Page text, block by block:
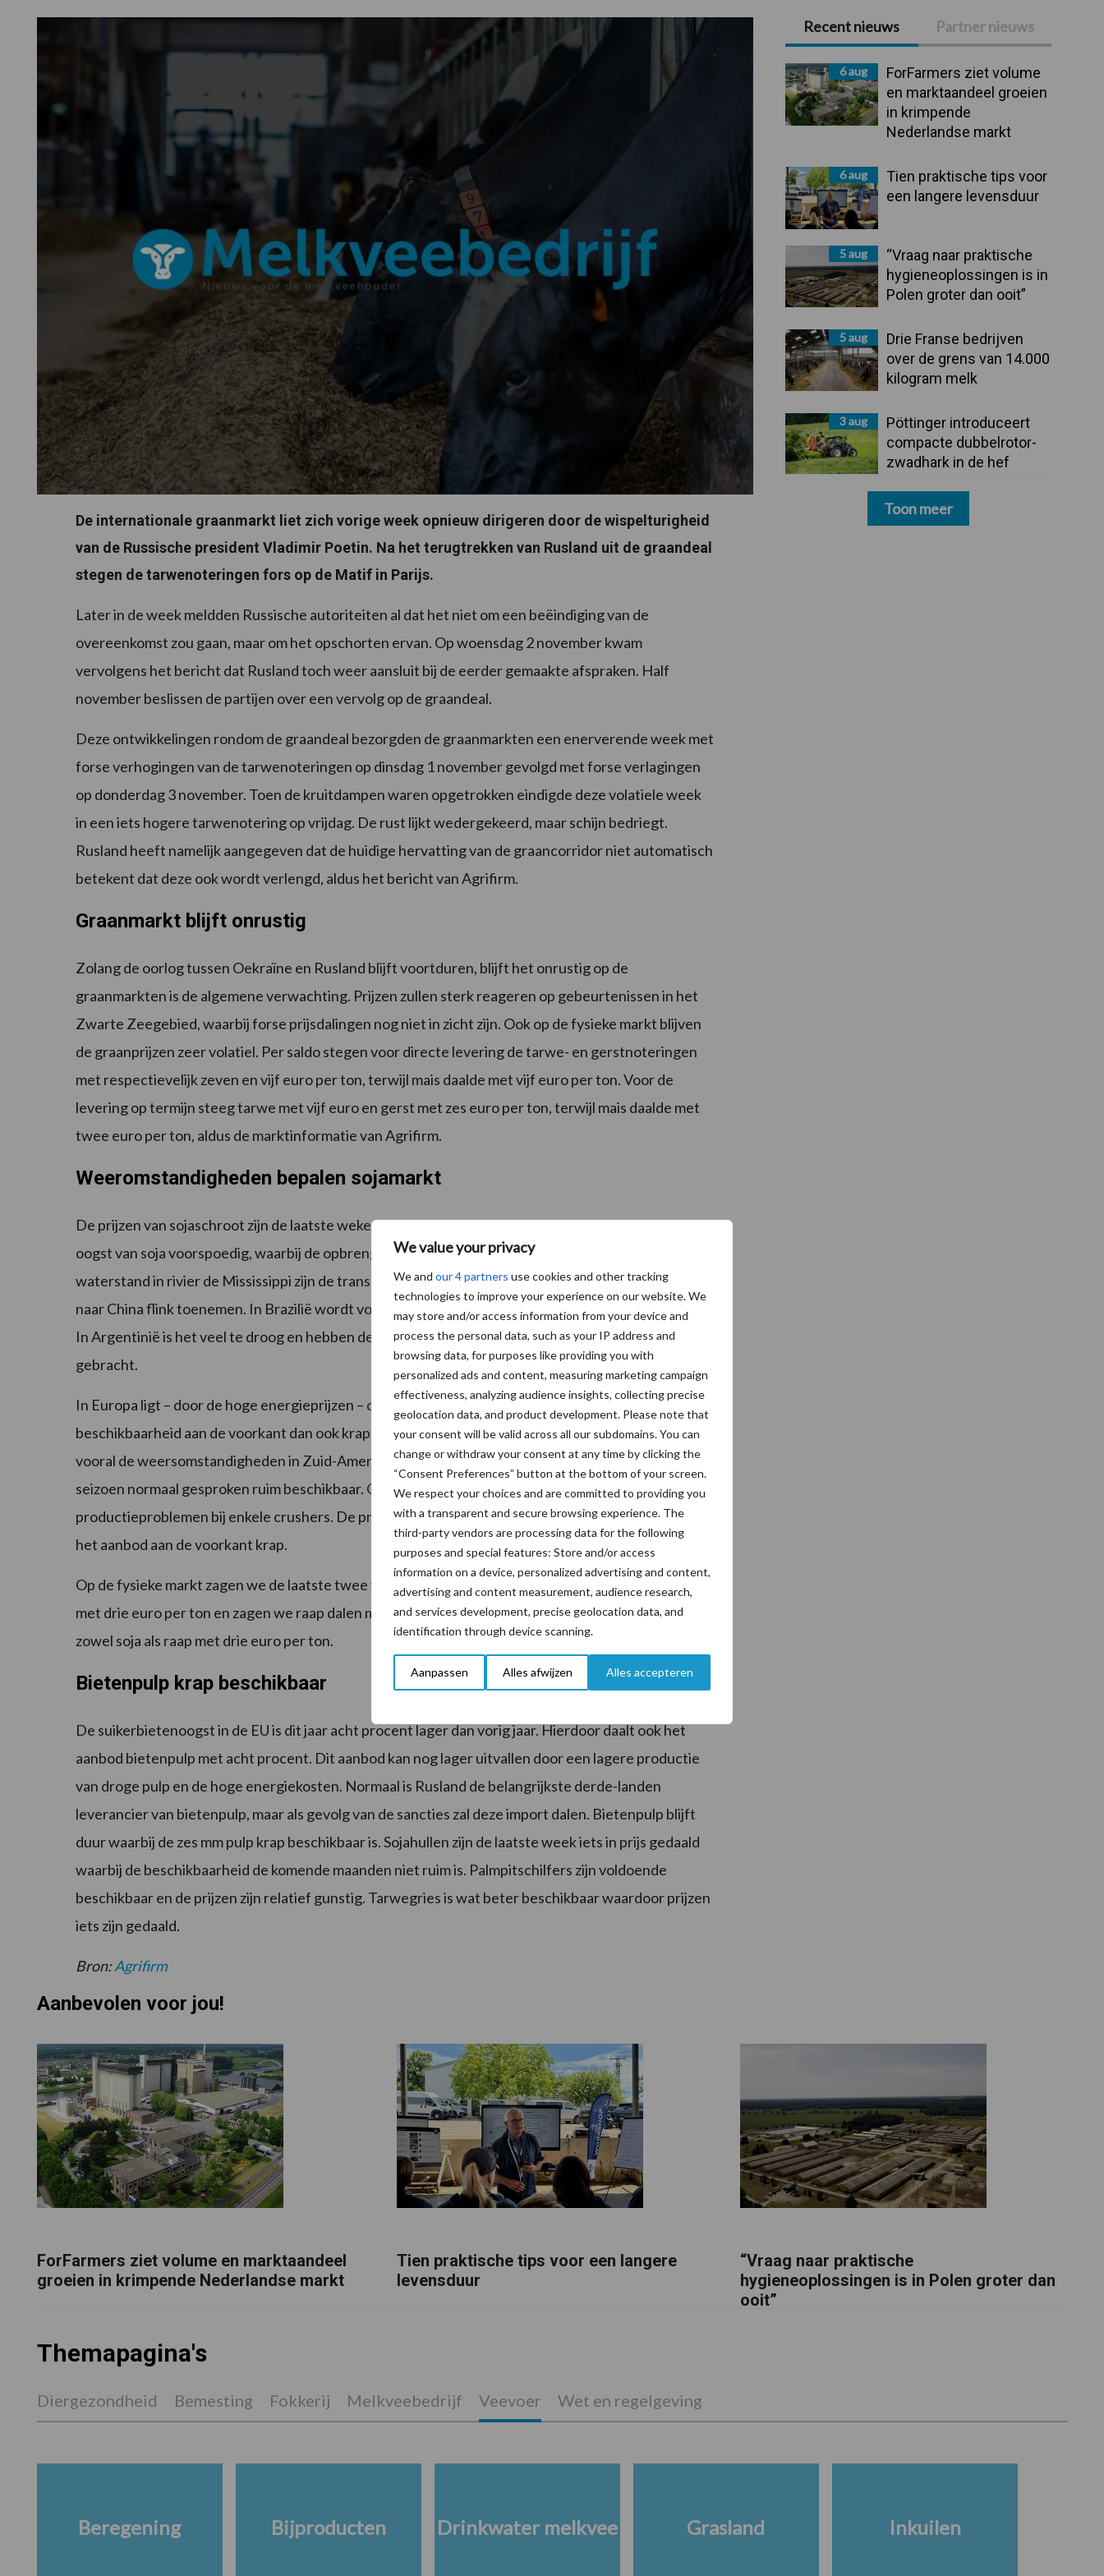
We value your privacy
We and our 4 partners use cookies and other tracking
technologies to improve your experience on our website. We
may store and/or access information from your device and
process the personal data, such as your IP address and
browsing data, for purposes like providing you with
personalized ads and content, measuring marketing campaign
effectiveness, analyzing audience insights, collecting precise
geolocation data, and product development. Please note that
your consent will be valid across all our subdomains. You can
change or withdraw your consent at any time by clicking the
“Consent Preferences” button at the bottom of your screen.
We respect your choices and are committed to providing you
with a transparent and secure browsing experience. The
third-party vendors are processing data for the following
purposes and special features: Store and/or access
information on a device, personalized advertising and content,
advertising and content measurement, audience research,
and services development, precise geolocation data, and
identification through device scanning.
Aanpassen Alles afwijzen Alles accepteren
De internationale graanmarkt liet zich vorige week opnieuw dirigeren door de wispelturigheid
van de Russische president Vladimir Poetin. Na het terugtrekken van Rusland uit de graandeal
stegen de tarwenoteringen fors op de Matif in Parijs.
Later in de week meldden Russische autoriteiten al dat het niet om een beëindiging van de
overeenkomst zou gaan, maar om het opschorten ervan. Op woensdag 2 november kwam
vervolgens het bericht dat Rusland toch weer aansluit bij de eerder gemaakte afspraken. Half
november beslissen de partijen over een vervolg op de graandeal.
Deze ontwikkelingen rondom de graandeal bezorgden de graanmarkten een enerverende week met
forse verhogingen van de tarwenoteringen op dinsdag 1 november gevolgd met forse verlagingen
op donderdag 3 november. Toen de kruitdampen waren opgetrokken eindigde deze volatiele week
in een iets hogere tarwenotering op vrijdag. De rust lijkt wedergekeerd, maar schijn bedriegt.
Rusland heeft namelijk aangegeven dat de huidige hervatting van de graancorridor niet automatisch
betekent dat deze ook wordt verlengd, aldus het bericht van Agrifirm.
Graanmarkt blijft onrustig
Zolang de oorlog tussen Oekraïne en Rusland blijft voortduren, blijft het onrustig op de
graanmarkten is de algemene verwachting. Prijzen zullen sterk reageren op gebeurtenissen in het
Zwarte Zeegebied, waarbij forse prijsdalingen nog niet in zicht zijn. Ook op de fysieke markt blijven
de graanprijzen zeer volatiel. Per saldo stegen voor directe levering de tarwe- en gerstnoteringen
met respectievelijk zeven en vijf euro per ton, terwijl mais daalde met vijf euro per ton. Voor de
levering op termijn steeg tarwe met vijf euro en gerst met zes euro per ton, terwijl mais daalde met
twee euro per ton, aldus de marktinformatie van Agrifirm.
Weeromstandigheden bepalen sojamarkt
De prijzen van sojaschroot zijn de laatste weken flink in beweging geweest. In de VS verloopt de
oogst van soja voorspoedig, waarbij de opbrengsten niet tegenvallen. Met het stijgen van de
waterstand in rivier de Mississippi zijn de transportproblemen verleden tijd en zien we de export
naar China flink toenemen. In Brazilië wordt volop gezaaid en zijn de groeiomstandigheden gunstig.
In Argentinië is het veel te droog en hebben de voorspelde regens niet voldoende neerslag
gebracht.
In Europa ligt – door de hoge energieprijzen – de crush op een laag niveau en mede hierdoor is de
beschikbaarheid aan de voorkant dan ook krap voor de komende maanden. De komende tijd zullen
vooral de weersomstandigheden in Zuid-Amerika de markt verder bepalen. Raapschroot is dit
seizoen normaal gesproken ruim beschikbaar. Op dit moment echter is het aanbod wat krap door
productieproblemen bij enkele crushers. De prijzen van zonnepitschroot zijn aantrekkelijk, al blijft
het aanbod aan de voorkant krap.
Op de fysieke markt zagen we de laatste twee weken de sojanoteringen voor directe levering dalen
met drie euro per ton en zagen we raap dalen met 11 euro per ton. Voor levering op termijn daalde
zowel soja als raap met drie euro per ton.
Bietenpulp krap beschikbaar
De suikerbietenoogst in de EU is dit jaar acht procent lager dan vorig jaar. Hierdoor daalt ook het
aanbod bietenpulp met acht procent. Dit aanbod kan nog lager uitvallen door een lagere productie
van droge pulp en de hoge energiekosten. Normaal is Rusland de belangrijkste derde-landen
leverancier van bietenpulp, maar als gevolg van de sancties zal deze import dalen. Bietenpulp blijft
duur waarbij de zes mm pulp krap beschikbaar is. Sojahullen zijn de laatste week iets in prijs gedaald
waarbij de beschikbaarheid de komende maanden niet ruim is. Palmpitschilfers zijn voldoende
beschikbaar en de prijzen zijn relatief gunstig. Tarwegries is wat beter beschikbaar waardoor prijzen
iets zijn gedaald.
Bron:Agrifirm
Primaire
Sidebar
Recent nieuws Partner nieuws
6 aug
ForFarmers ziet volume
en marktaandeel groeien
in krimpende
Nederlandse markt
6 aug
Tien praktische tips voor
een langere levensduur
5 aug
“Vraag naar praktische
hygieneoplossingen is in
Polen groter dan ooit”
5 aug
Drie Franse bedrijven
over de grens van 14.000
kilogram melk
3 aug
Pöttinger introduceert
compacte dubbelrotor-
zwadhark in de hef
Toon meer
Aanbevolen voor jou!
ForFarmers ziet volume en marktaandeel
groeien in krimpende Nederlandse markt
Tien praktische tips voor een langere
levensduur
“Vraag naar praktische
hygieneoplossingen is in Polen groter dan
ooit”
Themapagina's
Diergezondheid Bemesting Fokkerij Melkveebedrijf Veevoer Wet en regelgeving
Beregening Bijproducten Drinkwater melkvee Grasland Inkuilen